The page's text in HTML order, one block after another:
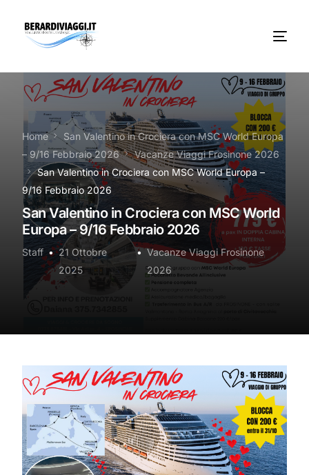
Home
San Valentino in Crociera con MSC World Europa
– 9/16 Febbraio 2026
Vacanze Viaggi Frosinone 2026
San Valentino in Crociera con MSC World Europa –
9/16 Febbraio 2026
San Valentino in Crociera con MSC World
Europa – 9/16 Febbraio 2026
Staff
21 Ottobre
2025
Vacanze Viaggi Frosinone
2026
Chi Siamo
Noleggio
Autobus servizi
Vacanze Viaggi Frosinone
Contatti
News